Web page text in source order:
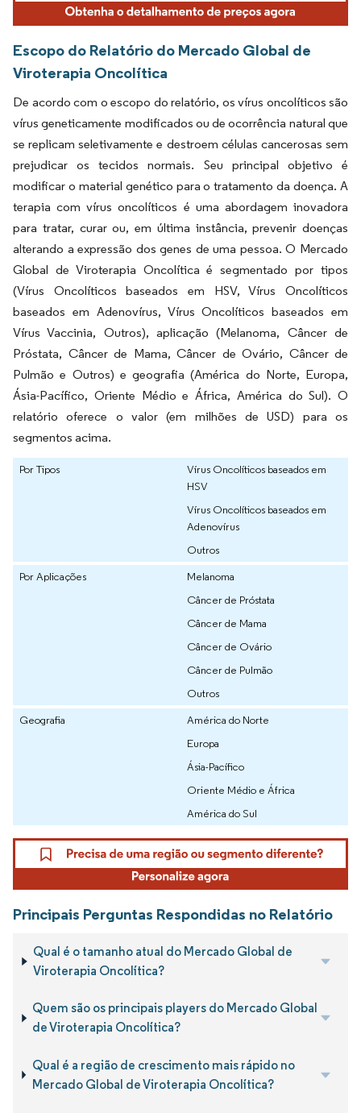
Escopo do Relatório do Mercado Global de
Viroterapia Oncolítica
De acordo com o escopo do relatório, os vírus oncolíticos são
vírus geneticamente modificados ou de ocorrência natural que
se replicam seletivamente e destroem células cancerosas sem
prejudicar os tecidos normais. Seu principal objetivo é
modificar o material genético para o tratamento da doença. A
terapia com vírus oncolíticos é uma abordagem inovadora
para tratar, curar ou, em última instância, prevenir doenças
alterando a expressão dos genes de uma pessoa. O Mercado
Global de Viroterapia Oncolítica é segmentado por tipos
(Vírus Oncolíticos baseados em HSV, Vírus Oncolíticos
baseados em Adenovírus, Vírus Oncolíticos baseados em
Vírus Vaccinia, Outros), aplicação (Melanoma, Câncer de
Próstata, Câncer de Mama, Câncer de Ovário, Câncer de
Pulmão e Outros) e geografia (América do Norte, Europa,
Ásia-Pacífico, Oriente Médio e África, América do Sul). O
relatório oferece o valor (em milhões de USD) para os
segmentos acima.
Por Tipos
Vírus Oncolíticos baseados em
HSV
Vírus Oncolíticos baseados em
Adenovírus
Outros
Por Aplicações
Melanoma
Câncer de Próstata
Câncer de Mama
Câncer de Ovário
Câncer de Pulmão
Outros
Geografia
América do Norte
Europa
Ásia-Pacífico
Oriente Médio e África
América do Sul
Principais Perguntas Respondidas no Relatório
Qual é o tamanho atual do Mercado Global de
Viroterapia Oncolítica?
Quem são os principais players do Mercado Global
de Viroterapia Oncolítica?
Qual é a região de crescimento mais rápido no
Mercado Global de Viroterapia Oncolítica?